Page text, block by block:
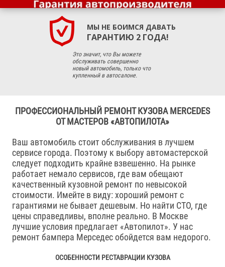
МЫ НЕ БОИМСЯ ДАВАТЬ
ГАРАНТИЮ 2 ГОДА!
Это значит, что Вы можете
обслуживать совершенно
новый автомобиль, только что
купленный в автосалоне.
ПРОФЕССИОНАЛЬНЫЙ РЕМОНТ КУЗОВА MERCEDES
ОТ МАСТЕРОВ «АВТОПИЛОТА»
Ваш автомобиль стоит обслуживания в лучшем
сервисе города. Поэтому к выбору автомастерской
следует подходить крайне взвешенно. На рынке
работает немало сервисов, где вам обещают
качественный кузовной ремонт по невысокой
стоимости. Имейте в виду: хороший ремонт с
гарантиями не бывает дешевым. Но найти СТО, где
цены справедливы, вполне реально. В Москве
лучшие условия предлагает «Автопилот». У нас
ремонт бампера Мерседес обойдется вам недорого.
ОСОБЕННОСТИ РЕСТАВРАЦИИ КУЗОВА